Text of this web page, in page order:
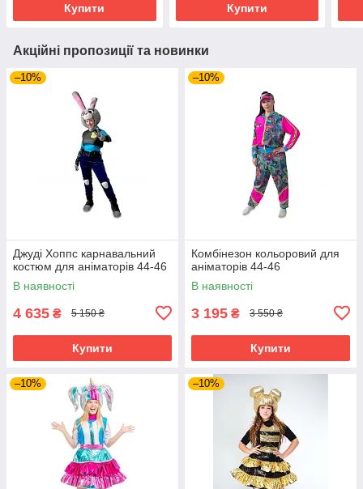
Купити Купити
Акційні пропозиції та новинки
–10%
Джуді Хоппс карнавальний
костюм для аніматорів 44-46
В наявності
4 635 ₴ 5 150 ₴
Купити
–10%
Комбінезон кольоровий для
аніматорів 44-46
В наявності
3 195 ₴ 3 550 ₴
Купити
–10% –10%